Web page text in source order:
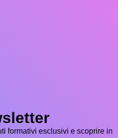
formativi esclusivi e scoprire in